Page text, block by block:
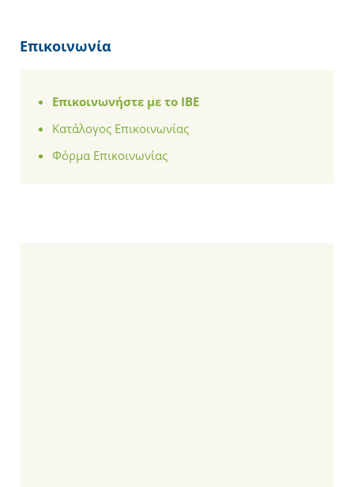
Επικοινωνία
Επικοινωνήστε με το ΙΒΕ
Κατάλογος Επικοινωνίας
Φόρμα Επικοινωνίας